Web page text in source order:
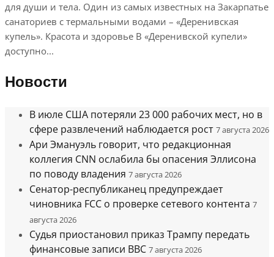
для души и тела. Один из самых известных на Закарпатье
санаториев с термальными водами – «Деренивская
купель». Красота и здоровье В «Деренивской купели»
доступно...
Новости
В июле США потеряли 23 000 рабочих мест, но в
сфере развлечений наблюдается рост 7 августа 2026
Ари Эмануэль говорит, что редакционная
коллегия CNN ослабила бы опасения Эллисона
по поводу владения 7 августа 2026
Сенатор-республиканец предупреждает
чиновника FCC о проверке сетевого контента 7
августа 2026
Судья приостановил приказ Трампу передать
финансовые записи BBC 7 августа 2026